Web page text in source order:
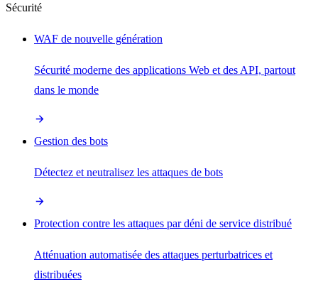
Sécurité
WAF de nouvelle génération
Sécurité moderne des applications Web et des API, partout
dans le monde
Gestion des bots
Détectez et neutralisez les attaques de bots
Protection contre les attaques par déni de service distribué
Atténuation automatisée des attaques perturbatrices et
distribuées